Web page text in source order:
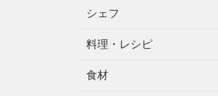
シェフ
料理・レシピ
食材